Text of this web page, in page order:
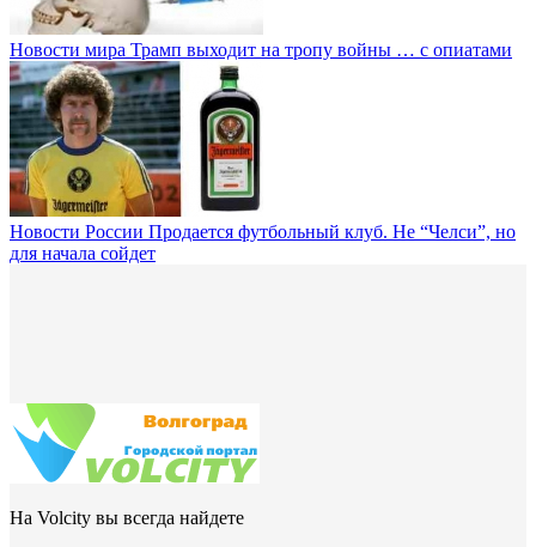
Новости мира Трамп выходит на тропу войны … с опиатами
Новости России Продается футбольный клуб. Не “Челси”, но
для начала сойдет
На Volcity вы всегда найдете